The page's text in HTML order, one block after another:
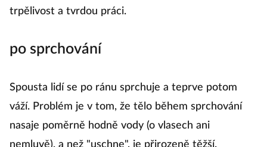
trpělivost a tvrdou práci.
po sprchování
Spousta lidí se po ránu sprchuje a teprve potom
váží. Problém je v tom, že tělo během sprchování
nasaje poměrně hodně vody (o vlasech ani
nemluvě), a než "uschne", je přirozeně těžší.